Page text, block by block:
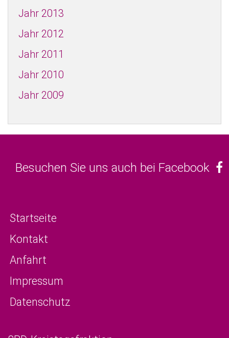
Jahr 2013
Jahr 2012
Jahr 2011
Jahr 2010
Jahr 2009
Besuchen Sie uns auch bei Facebook
Startseite
Kontakt
Anfahrt
Impressum
Datenschutz